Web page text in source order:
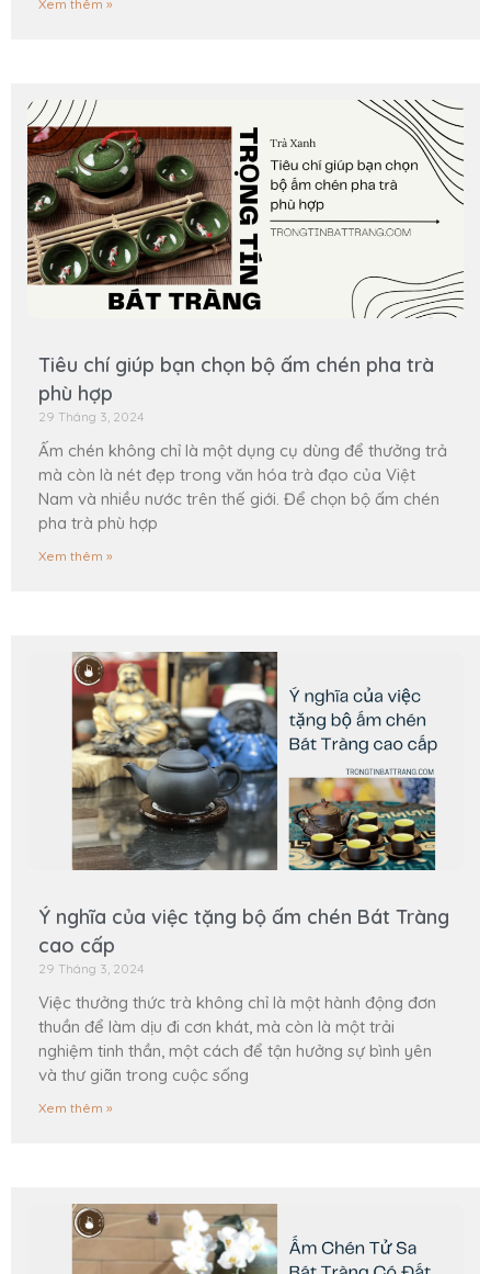
Xem thêm »
Tiêu chí giúp bạn chọn bộ ấm chén pha trà
phù hợp
29 Tháng 3, 2024
Ấm chén không chỉ là một dụng cụ dùng để thưởng trả
mà còn là nét đẹp trong văn hóa trà đạo của Việt
Nam và nhiều nước trên thế giới. Để chọn bộ ấm chén
pha trà phù hợp
Xem thêm »
Ý nghĩa của việc tặng bộ ấm chén Bát Tràng
cao cấp
29 Tháng 3, 2024
Việc thưởng thức trà không chỉ là một hành động đơn
thuần để làm dịu đi cơn khát, mà còn là một trải
nghiệm tinh thần, một cách để tận hưởng sự bình yên
và thư giãn trong cuộc sống
Xem thêm »